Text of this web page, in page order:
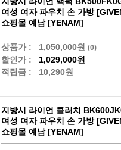
여성 여자 파우치 손 가방
쇼핑몰 예남 [YENAM]
상품가 : 1,050,000원 (0)
할인가 :
1,029,000원
적립금 :
10,290원
지방시 라이언 클러치
여성 여자 파우치 손 가방
쇼핑몰 예남 [YENAM]